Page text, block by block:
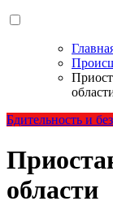
Бдительность и
области